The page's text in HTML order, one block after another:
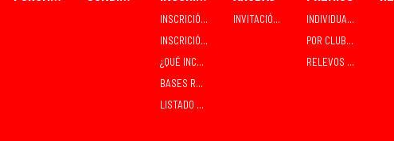
INSCRICIÓN / RECOLLIDA INDIVIDUAL
INSCRICIÓN / RECOLLIDA EN GRUPO - CLUBES
¿QUÉ INCLÚE A INSCRICIÓN?
BASES RELEVOS MIXTOS SÁBADO
LISTADO DE INSCRITOS
INVITACIÓNS E CONTRATACIÓNS
INDIVIDUAIS
POR CLUBES
RELEVOS MIXTOS